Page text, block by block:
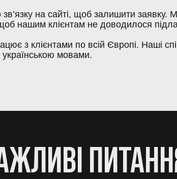
на сайті, щоб залишити заявку.
нашим клієнтам не доводилося
з клієнтами по всій Європі. Наші
мовами.